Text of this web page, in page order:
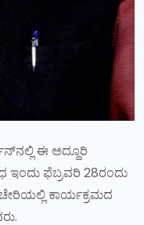
ಈ ಅದ್ದೂರಿ
ಫೆಬ್ರವರಿ 28ರಂದು
ಕಾರ್ಯಕ್ರಮದ